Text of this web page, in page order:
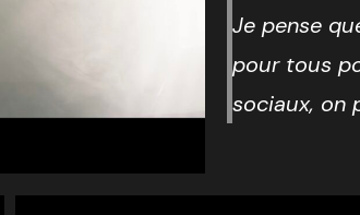
Je pense
pour tous
sociaux, on